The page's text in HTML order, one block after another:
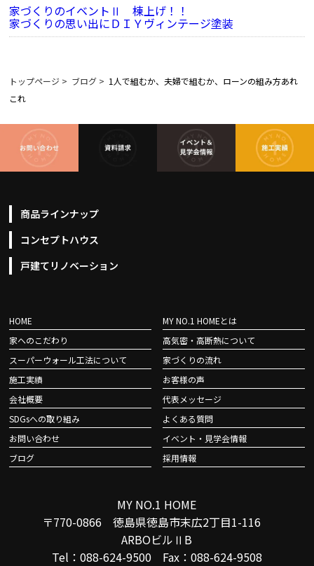
家づくりのイベントⅡ 棟上げ！！
家づくりの思い出にＤＩＹヴィンテージ塗装
トップページ > ブログ > 1人で組むか、夫婦で組むか、ローンの組み方あれ
これ
商品ラインナップ
コンセプトハウス
戸建てリノベーション
HOME
MY NO.1 HOMEとは
家へのこだわり
高気密・高断熱について
スーパーウォール工法について
家づくりの流れ
施工実績
お客様の声
会社概要
代表メッセージ
SDGsへの取り組み
よくある質問
お問い合わせ
イベント・見学会情報
ブログ
採用情報
MY NO.1 HOME
〒770-0866 徳島県徳島市末広2丁目1-116
ARBOビルⅡB
Tel：088-624-9500 Fax：088-624-9508